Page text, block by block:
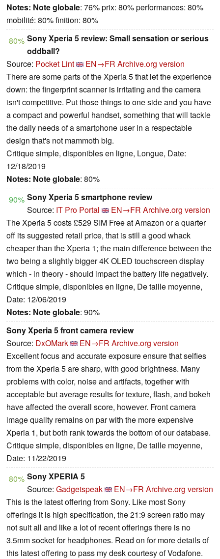
Notes: Note globale: 76% prix: 80% performances: 80%
mobilité: 80% finition: 80%
80% Sony Xperia 5 review: Small sensation or serious
oddball?
Source: Pocket Lint EN→FR Archive.org version
There are some parts of the Xperia 5 that let the experience
down: the fingerprint scanner is irritating and the camera
isn't competitive. Put those things to one side and you have
a compact and powerful handset, something that will tackle
the daily needs of a smartphone user in a respectable
design that's not mammoth big.
Critique simple, disponibles en ligne, Longue, Date:
12/18/2019
Notes: Note globale: 80%
90% Sony Xperia 5 smartphone review
Source: IT Pro Portal EN→FR Archive.org version
The Xperia 5 costs £529 SIM Free at Amazon or a quarter
off its suggested retail price, that is still a good whack
cheaper than the Xperia 1; the main difference between the
two being a slightly bigger 4K OLED touchscreen display
which - in theory - should impact the battery life negatively.
Critique simple, disponibles en ligne, De taille moyenne,
Date: 12/06/2019
Notes: Note globale: 90%
Sony Xperia 5 front camera review
Source: DxOMark EN→FR Archive.org version
Excellent focus and accurate exposure ensure that selfies
from the Xperia 5 are sharp, with good brightness. Many
problems with color, noise and artifacts, together with
acceptable but average results for texture, flash, and bokeh
have affected the overall score, however. Front camera
image quality remains on par with the more expensive
Xperia 1, but both rank towards the bottom of our database.
Critique simple, disponibles en ligne, De taille moyenne,
Date: 11/22/2019
80% Sony XPERIA 5
Source: Gadgetspeak EN→FR Archive.org version
This is the latest offering from Sony. Like most Sony
offerings it is high specification, the 21:9 screen ratio may
not suit all and like a lot of recent offerings there is no
3.5mm socket for headphones. Read on for more details of
this latest offering to pass my desk courtesy of Vodafone.